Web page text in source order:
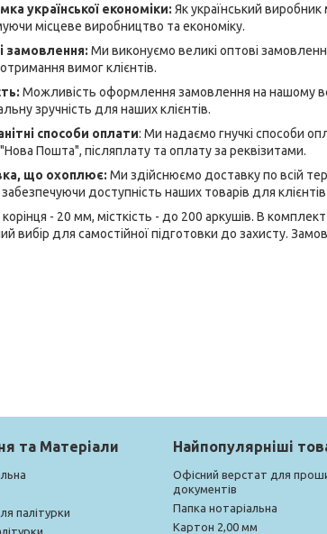
української економіки: Як український
місцеве виробництво та економіку.
замовлення: Ми виконуємо великі оптові
вимог клієнтів.
Можливість оформлення замовлення на нашому
зручність для наших клієнтів.
способи оплати: Ми надаємо гнучкі способи
Пошта", післяплату та оплату за реквізитами.
що охоплює: Ми здійснюємо доставку по всій
доступність наших товарів для
- 20 мм, місткість - до 200 аркушів. В
вибір для самостійної підготовки до захисту.
та Матеріали
палітурки
Найпопулярніші
Офісний верстат для
документів
Папка нотаріальна
Картон 2,00 мм